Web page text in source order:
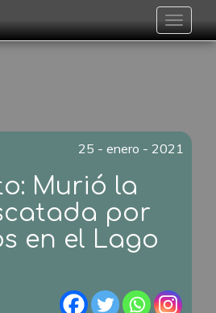
Toggle
25 - enero - 2021
Murió la
por
en el Lago